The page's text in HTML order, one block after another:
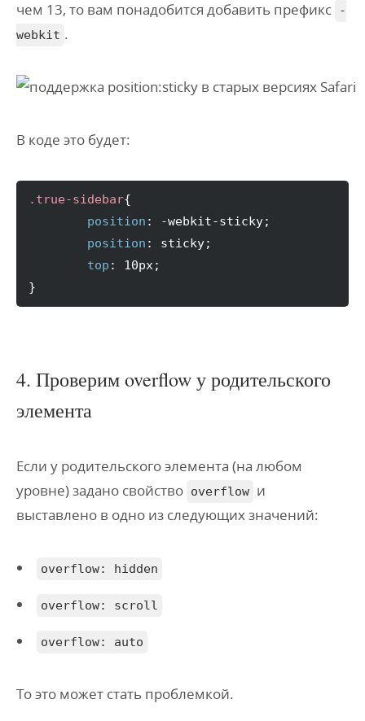
чем 13, то вам понадобится добавить префикс
-
webkit .
В коде это будет:
.true-sidebar{
position : -webkit-sticky;
position : sticky;
top : 10px;
}
4. Проверим overflow у родительского
элемента
Если у родительского элемента (на любом
уровне) задано свойство overflow и
выставлено в одно из следующих значений:
overflow: hidden
overflow: scroll
overflow: auto
То это может стать проблемкой.